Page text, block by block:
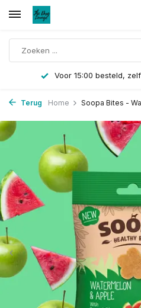
Voor 15:00 besteld,
Terug Home Soopa Bites -